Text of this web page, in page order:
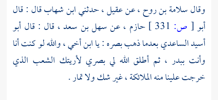
وقالسلامة بن روح ،عنعقيل ،حدثنيابن شهابقال : قال
أبو[ ص: حازم ،عنسهل بن سعد ، قال : قال أبو
أسيد الساعديبعدما ذهب بصره : يا ابن أخي ، والله لو كنت أنا
وأنت ببدر ،ثم أطلق الله لي بصري لأريتك الشعب الذي
خرجت علينا منه الملائكة ، غير شك ولا تمار .